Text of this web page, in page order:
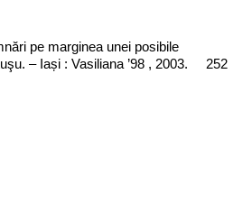
pe marginea unei posibile
– Iași : Vasiliana ’98 , 2003. 252